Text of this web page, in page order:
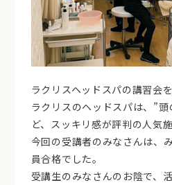
ラクリスヘッドスパの講習会
ラクリスのヘッドスパは、”
ど、スッキリ感が評判の人気施
今回の受講者のみなさんは、
員合格でした。
受講生のみなさんのお陰で、